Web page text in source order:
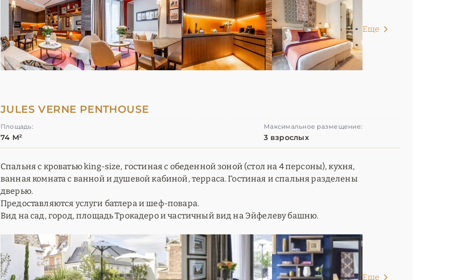
Еще
JULES VERNE PENTHOUSE
Площадь:
74 М²
Максимальное размещение:
3 взрослых
Спальня с кроватью king-size, гостиная с обеденной зоной (стол на 4 персоны), кухня,
ванная комната с ванной и душевой кабиной, терраса. Гостиная и спальня разделены
дверью.
Предоставляются услуги батлера и шеф-повара.
Вид на сад, город, площадь Трокадеро и частичный вид на Эйфелеву башню.
Еще